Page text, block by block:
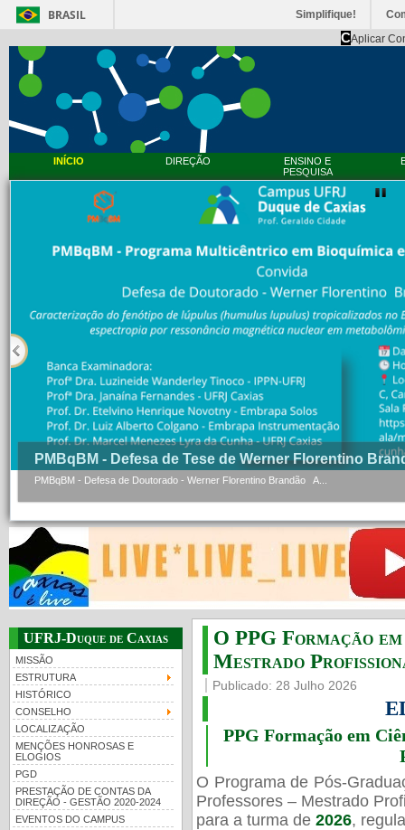
BRASIL Simplifique!
CAplicar
INÍCIO DIREÇÃO
ENSINO E
PESQUISA
PMBqBM - Defesa de Tese de Werner Florentino
PMBqBM - Defesa de Doutorado - Werner Florentino Brandão A...
UFRJ-Duque de Caxias
MISSÃO
ESTRUTURA
HISTÓRICO
CONSELHO
LOCALIZAÇÃO
MENÇÕES HONROSAS E
ELOGIOS
PGD
PRESTAÇÃO DE CONTAS DA
DIREÇÃO - GESTÃO 2020-2024
EVENTOS DO CAMPUS
O PPG Formação
Mestrado
Publicado: 28 Julho 2026
PPG Formação em
O Programa de Pós-
Professores – Mestrado
para a turma de 2026,